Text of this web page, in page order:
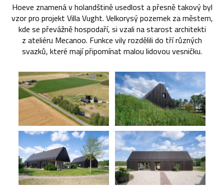
Hoeve znamená v holandštině usedlost a přesně takový byl
vzor pro projekt Villa Vught. Velkorysý pozemek za městem,
kde se převážně hospodaří, si vzali na starost architekti
z ateliéru Mecanoo. Funkce vily rozdělili do tří různých
svazků, které mají připomínat malou lidovou vesničku.